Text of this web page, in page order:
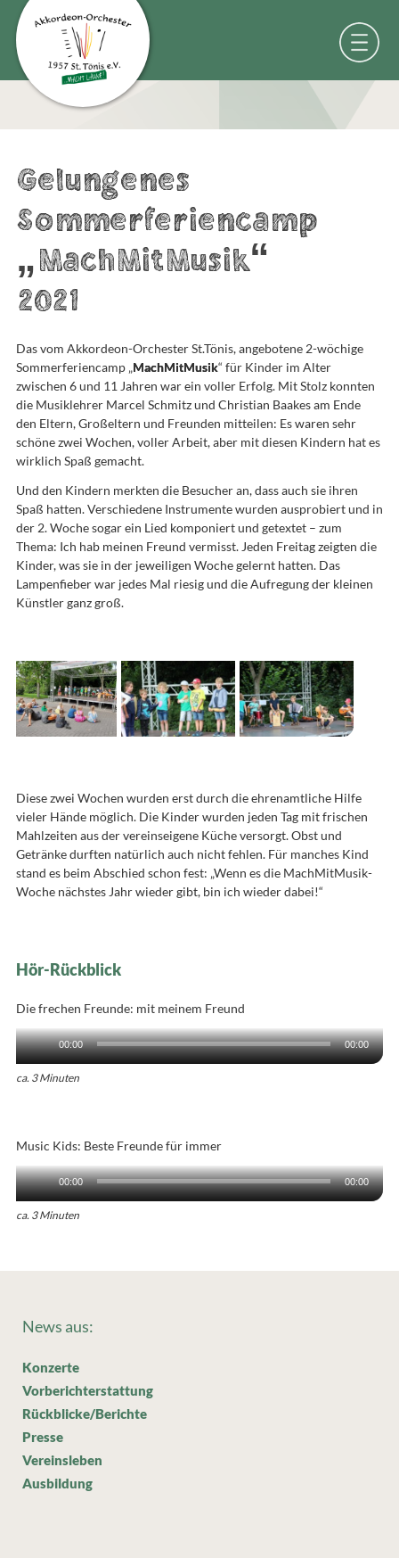
News aus:
Konzerte
Vorberichterstattung
Rückblicke/Berichte
Presse
Vereinsleben
Ausbildung
Gelungenes
Sommerferiencamp
„MachMitMusik“
2021
Das vom Akkordeon-Orchester St.Tönis, angebotene 2-wöchige
Sommerferiencamp „MachMitMusik“ für Kinder im Alter
zwischen 6 und 11 Jahren war ein voller Erfolg. Mit Stolz konnten
die Musiklehrer Marcel Schmitz und Christian Baakes am Ende
den Eltern, Großeltern und Freunden mitteilen: Es waren sehr
schöne zwei Wochen, voller Arbeit, aber mit diesen Kindern hat es
wirklich Spaß gemacht.
Und den Kindern merkten die Besucher an, dass auch sie ihren
Spaß hatten. Verschiedene Instrumente wurden ausprobiert und in
der 2. Woche sogar ein Lied komponiert und getextet – zum
Thema: Ich hab meinen Freund vermisst. Jeden Freitag zeigten die
Kinder, was sie in der jeweiligen Woche gelernt hatten. Das
Lampenfieber war jedes Mal riesig und die Aufregung der kleinen
Künstler ganz groß.
Diese zwei Wochen wurden erst durch die ehrenamtliche Hilfe
vieler Hände möglich. Die Kinder wurden jeden Tag mit frischen
Mahlzeiten aus der vereinseigene Küche versorgt. Obst und
Getränke durften natürlich auch nicht fehlen. Für manches Kind
stand es beim Abschied schon fest: „Wenn es die MachMitMusik-
Woche nächstes Jahr wieder gibt, bin ich wieder dabei!“
Hör-Rückblick
Die frechen Freunde: mit meinem Freund
Audio-
Player
00:00 00:00
ca. 3 Minuten
Music Kids: Beste Freunde für immer
Audio-
Player
00:00 00:00
ca. 3 Minuten